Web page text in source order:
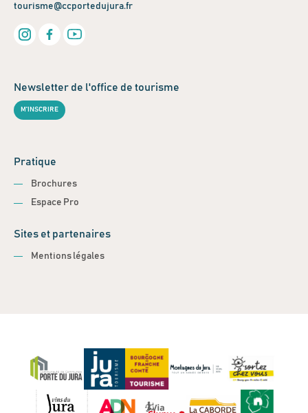
tourisme@ccportedujura.fr
Newsletter de l'office de tourisme
M'INSCRIRE
Pratique
Brochures
Espace Pro
Sites et partenaires
Mentions légales